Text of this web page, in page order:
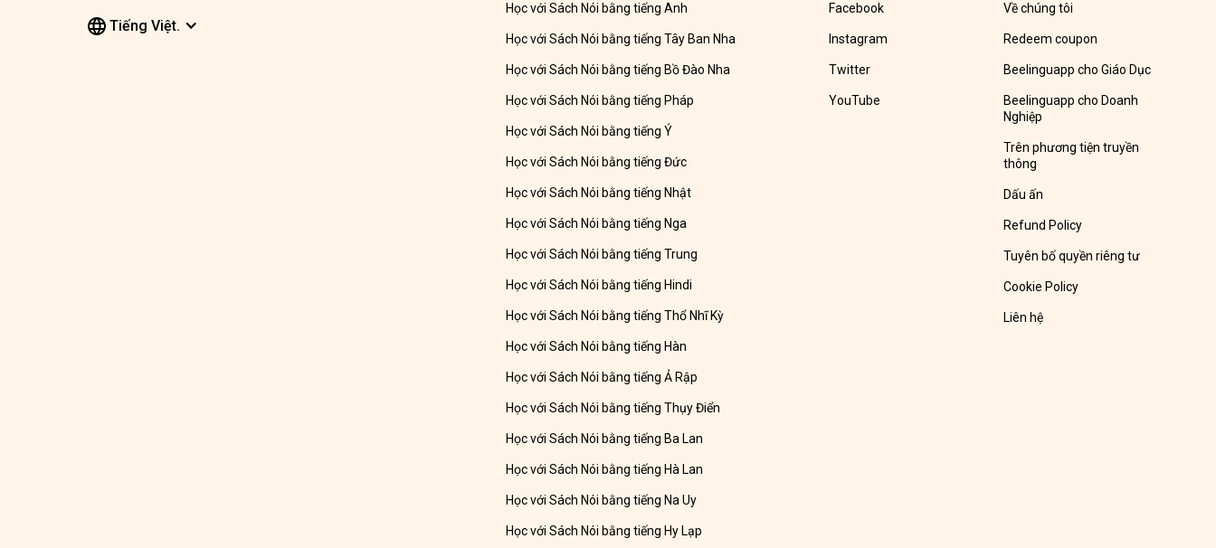
Tiếng Việt.
Học với Sách Nói bằng tiếng Anh
Học với Sách Nói bằng tiếng Tây Ban Nha
Học với Sách Nói bằng tiếng Bồ Đào Nha
Học với Sách Nói bằng tiếng Pháp
Học với Sách Nói bằng tiếng Ý
Học với Sách Nói bằng tiếng Đức
Học với Sách Nói bằng tiếng Nhật
Học với Sách Nói bằng tiếng Nga
Học với Sách Nói bằng tiếng Trung
Học với Sách Nói bằng tiếng Hindi
Học với Sách Nói bằng tiếng Thổ Nhĩ Kỳ
Học với Sách Nói bằng tiếng Hàn
Học với Sách Nói bằng tiếng Ả Rập
Học với Sách Nói bằng tiếng Thụy Điển
Học với Sách Nói bằng tiếng Ba Lan
Học với Sách Nói bằng tiếng Hà Lan
Học với Sách Nói bằng tiếng Na Uy
Học với Sách Nói bằng tiếng Hy Lạp
Facebook
Instagram
Twitter
YouTube
Về chúng tôi
Redeem coupon
Beelinguapp cho Giáo Dục
Beelinguapp cho Doanh
Nghiệp
Trên phương tiện truyền
thông
Dấu ấn
Refund Policy
Tuyên bố quyền riêng tư
Cookie Policy
Liên hệ